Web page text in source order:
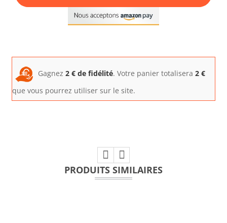
Gagnez 2 € de fidélité. Votre panier totalisera 2 €
que vous pourrez utiliser sur le site.
PRODUITS SIMILAIRES